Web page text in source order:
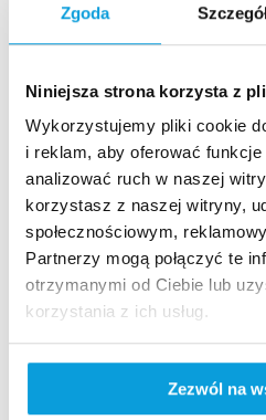
Zgoda
Niniejsza strona korzysta z
Wykorzystujemy pliki cookie
i reklam, aby oferować funkcje
analizować ruch w naszej
korzystasz z naszej witryny,
społecznościowym,
Partnerzy mogą połączyć te
otrzymanymi od Ciebie lub
korzystania z ich usług.
Zezwól na
Krynickiej? Wiecie, że
na ten weekend są o 30%
Czytaj więcej
Szybki dostęp​
Strona główna
Kamery live